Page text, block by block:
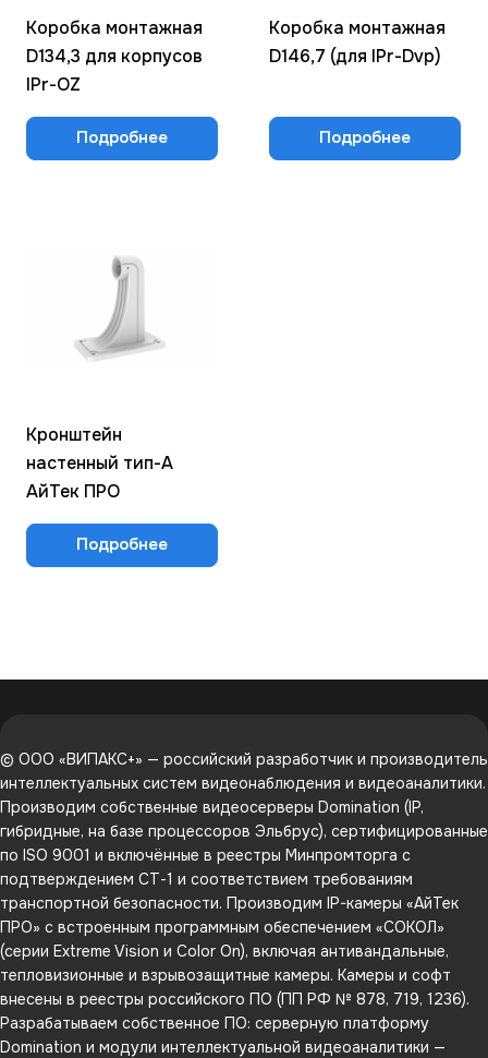
Коробка монтажная
D134,3 для корпусов
IPr-OZ
Подробнее
Коробка монтажная
D146,7 (для IPr-Dvp)
Подробнее
Кронштейн
настенный тип-А
АйТек ПРО
Подробнее
© ООО «ВИПАКС+» — российский разработчик и производитель
интеллектуальных систем видеонаблюдения и видеоаналитики.
Производим собственные видеосерверы Domination (IP,
гибридные, на базе процессоров Эльбрус), сертифицированные
по ISO 9001 и включённые в реестры Минпромторга с
подтверждением СТ-1 и соответствием требованиям
транспортной безопасности. Производим IP-камеры «АйТек
ПРО» с встроенным программным обеспечением «СОКОЛ»
(серии Extreme Vision и Color On), включая антивандальные,
тепловизионные и взрывозащитные камеры. Камеры и софт
внесены в реестры российского ПО (ПП РФ № 878, 719, 1236).
Разрабатываем собственное ПО: серверную платформу
Domination и модули интеллектуальной видеоаналитики —